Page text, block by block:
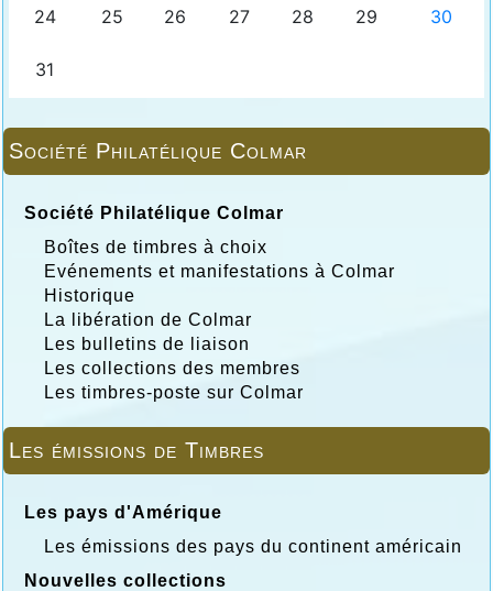
Société Philatélique Colmar
Société Philatélique Colmar
Boîtes de timbres à choix
Evénements et manifestations à Colmar
Historique
La libération de Colmar
Les bulletins de liaison
Les collections des membres
Les timbres-poste sur Colmar
Les émissions de Timbres
Les pays d'Amérique
Les émissions des pays du continent américain
Nouvelles collections